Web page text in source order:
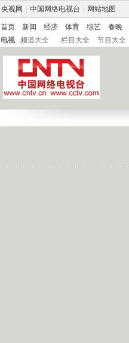
央视网 中国网络电视台 网站地图
首页 新闻 经济 体育 综艺 春晚
电视
频道大全 栏目大全 节目大全